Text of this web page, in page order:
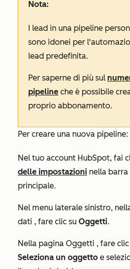
Nota:
I lead in una pipeline
sono idonei per
lead predefinita.
Per saperne di più sul
pipeline che è possibile
proprio abbonamento.
Per creare una nuova pipeline:
Nel tuo account HubSpot, fai
delle impostazioni nella
principale.
Nel menu laterale sinistro,
dati , fare clic su Oggetti.
Nella pagina Oggetti , fare
Seleziona un oggetto e